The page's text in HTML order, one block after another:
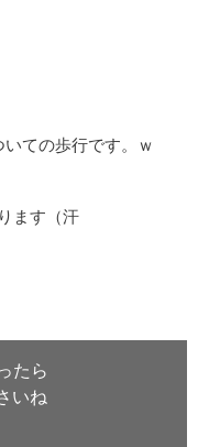
ての歩行です。ｗ
ます（汗
たら
いね